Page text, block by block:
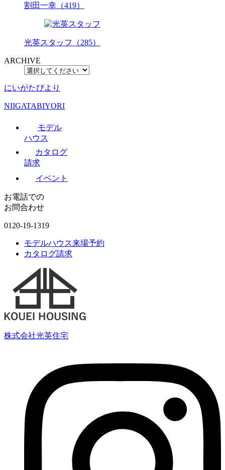
割田一幸（419）
光英スタッフ（285）
ARCHIVE
にいがたびより
NIIGATABIYORI
モデル
ハウス
カタログ
請求
イベント
お電話での
お問合わせ
0120-19-1319
モデルハウス来場予約
カタログ請求
株式会社光英住宅